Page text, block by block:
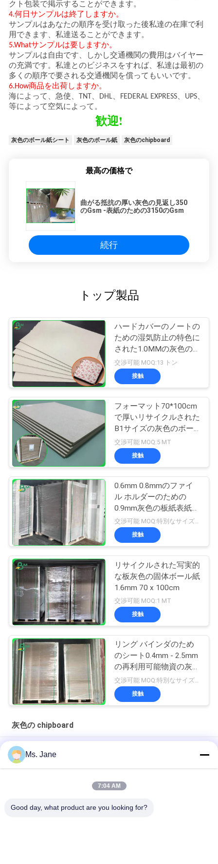
クト包装で掲示することができます。
4.何日サンプルは終了しますか。
サンプルはあなたの順序を受け取った後私達の在庫で利
用できます、私達送ることができます。
5.Whatサンプルは要しますか。
サンプルは自由です、しかし交通機関の費用はバイヤー
の充満です。私達とのビジネスをすれば、私達は最初の
多くの順序で要される交通機関を償ってもいいです。
6.How商品を出荷しますか。
海によって、急使、TNT、DHL、FEDERAL EXPRESS、UPS、
等によって空気によって。
歓迎!
灰色のボール紙シート 灰色のボール紙 灰色のchipboard
最高の価格で
曲がる抵抗の厚い灰色の見返し350
のGsm -表紙のための3150のGsm
続行
トップ製品
ハードカバーのノートの
ための湿気防止の特色に
された1.0MMの灰色の
Chipboard
交渉可能 MOQ:13 トン
接触
フォーマット70*100cm
で厚いリサイクルされた
B1サイズの灰色のボー
ル紙 シート1.9mm
2.5mm
交渉可能 MOQ:5 MT
接触
0.6mm 0.8mmのファイ
ル ホルダーのための
0.9mm灰色の板紙表紙の
強い剛さ
交渉可能 MOQ:特別なサイズの共通のサイズ及び10トンのための1トン
接触
リサイクルされた写実的
な板灰色の固体ボール紙
1.6mm 70 x 100cm
交渉可能 MOQ:1 MT
接触
リング バインダのため
のシート0.4mm - 2.5mm
の再利用可能物資の灰色
板
接触
灰色の chipboard
2mm 高硬さ 2 面 グレー カードボード ギフトボックスを作る
青いパズル パズル パズル パズル パズル パズル
ライトブルーパズルペーパーボード 1000gsm 1.5mm ジグソー
Ms. Jane
7:04 AM
Good day, what product are you looking for?